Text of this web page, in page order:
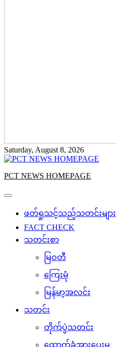
Saturday, August 8, 2026
PCT NEWS HOMEPAGE
ဖတ်ရှုသင့်သည့်သတင်းများ
FACT CHECK
သတင်းစာ
မြဝတီ
ကြေးမုံ
မြန်မာ့အလင်း
သတင်း
တိုက်ပွဲသတင်း
ထောက်ခံအားပေးမှု